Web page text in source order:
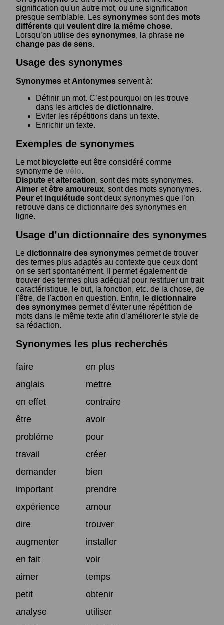
signification qu'un autre mot, ou une signification
presque semblable. Les synonymes sont des mots
différents qui veulent dire la même chose.
Lorsqu’on utilise des synonymes, la phrase ne
change pas de sens.
Usage des synonymes
Synonymes et Antonymes servent à:
Définir un mot. C’est pourquoi on les trouve
dans les articles de dictionnaire.
Eviter les répétitions dans un texte.
Enrichir un texte.
Exemples de synonymes
Le mot bicyclette eut être considéré comme
synonyme de vélo.
Dispute etaltercation, sont des mots synonymes.
Aimer etêtre amoureux, sont des mots synonymes.
Peur et inquiétude sont deux synonymes que l’on
retrouve dans ce dictionnaire des synonymes en
ligne.
Usage d’un dictionnaire des synonymes
Le dictionnaire des synonymes permet de trouver
des termes plus adaptés au contexte que ceux dont
on se sert spontanément. Il permet également de
trouver des termes plus adéquat pour restituer un trait
caractéristique, le but, la fonction, etc. de la chose, de
l'être, de l'action en question. Enfin, le dictionnaire
des synonymes permet d’éviter une répétition de
mots dans le même texte afin d’améliorer le style de
sa rédaction.
Synonymes les plus recherchés
faire
en plus
anglais
mettre
en effet
contraire
être
avoir
problème
pour
travail
créer
demander
bien
important
prendre
expérience
amour
dire
trouver
augmenter
installer
en fait
voir
aimer
temps
petit
obtenir
analyse
utiliser